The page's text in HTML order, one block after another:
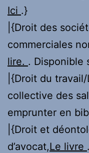
Ici .}
|{Droit des
commerciales
lire. . Disponible
|{Droit du
collective des
emprunter en
|{Droit et
d’avocat,Le livre